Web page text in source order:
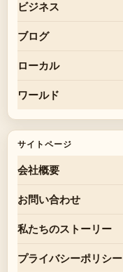
ビジネス
ブログ
ローカル
ワールド
サイトページ
会社概要
お問い合わせ
私たちのストーリー
プライバシーポリシー